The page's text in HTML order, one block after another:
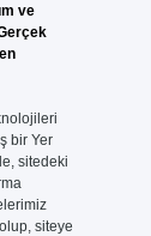
ve
bir Yer
sitedeki
siteye